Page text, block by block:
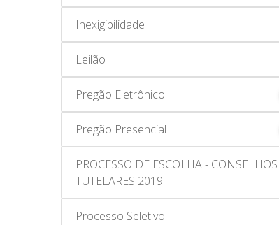
Inexigibilidade
Leilão
Pregão Eletrônico
Pregão Presencial
PROCESSO DE ESCOLHA - CONSELHOS
TUTELARES 2019
Processo Seletivo